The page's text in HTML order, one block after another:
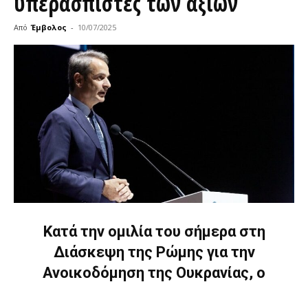
Από Έμβολος - 10/07/2025
Κατά την ομιλία του σήμερα στη
Διάσκεψη της Ρώμης για την
Ανοικοδόμηση της Ουκρανίας, ο